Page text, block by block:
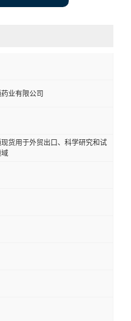
业有限公司
货用于外贸出口、科学研究和试